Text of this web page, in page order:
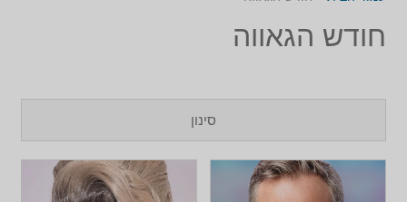
חודש הגאווה
סינון